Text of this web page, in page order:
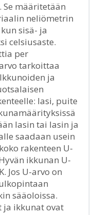
määritetään
neliömetrin
sisä- ja
celsiusaste.
per
tarkoittaa
ja
lasi, puite
lasin tai lasin ja
saadaan usein
rakenteen U-
ikkunan U-
Jos U-arvo on
sääoloissa.
ja ikkunat ovat